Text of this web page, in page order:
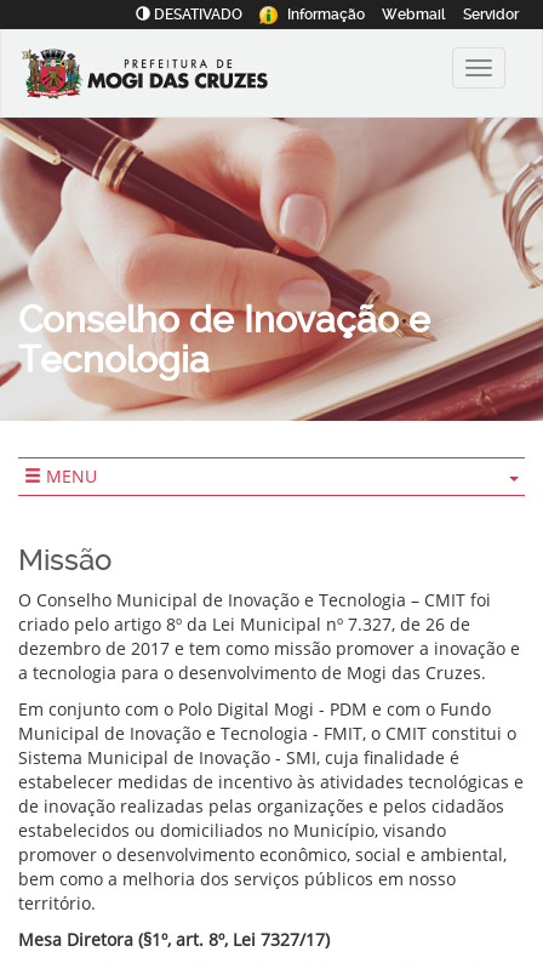
DESATIVADO Informação Webmail Servidor
Conselho de Inovação e
Tecnologia
MENU
Missão
O Conselho Municipal de Inovação e Tecnologia – CMIT foi
criado pelo artigo 8º da Lei Municipal nº 7.327, de 26 de
dezembro de 2017 e tem como missão promover a inovação e
a tecnologia para o desenvolvimento de Mogi das Cruzes.
Em conjunto com o Polo Digital Mogi - PDM e com o Fundo
Municipal de Inovação e Tecnologia - FMIT, o CMIT constitui o
Sistema Municipal de Inovação - SMI, cuja finalidade é
estabelecer medidas de incentivo às atividades tecnológicas e
de inovação realizadas pelas organizações e pelos cidadãos
estabelecidos ou domiciliados no Município, visando
promover o desenvolvimento econômico, social e ambiental,
bem como a melhoria dos serviços públicos em nosso
território.
Mesa Diretora (§1º, art. 8º, Lei 7327/17)